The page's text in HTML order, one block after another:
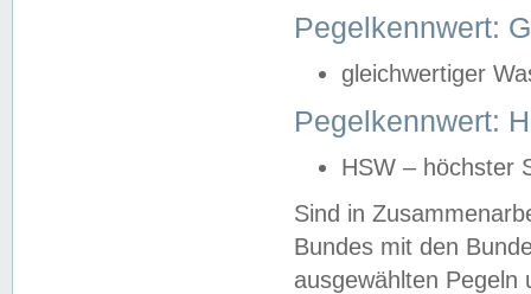
Pegelkennwert:
gleichwertiger
Pegelkennwert:
HSW – höchster
Sind in
Bundes mit den
ausgewählten